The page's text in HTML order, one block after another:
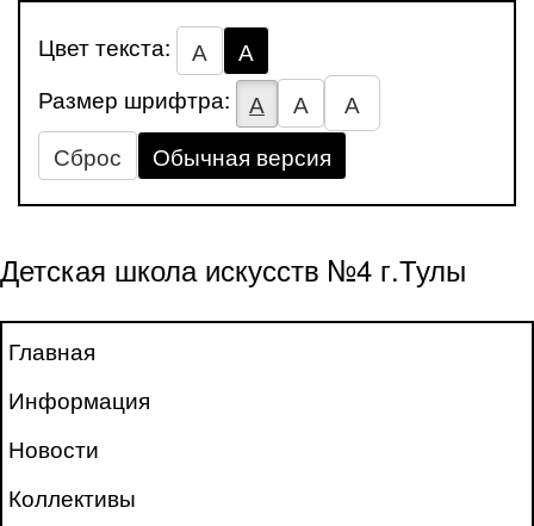
Цвет текста: А
А
Размер шрифтра:
А А
А
Сброс
Обычная версия
Детская школа искусств №4 г.Тулы
Главная
Информация
Новости
Коллективы